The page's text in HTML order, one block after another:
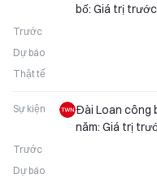
bố: Giá trị
Trước
Dự báo
Thật tế
Sự kiện
Đài Loan công
năm: Giá trị
Trước
Dự báo